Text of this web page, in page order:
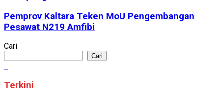
Pemprov Kaltara Teken MoU Pengembangan
Pesawat N219 Amfibi
Cari
Cari
Terkini